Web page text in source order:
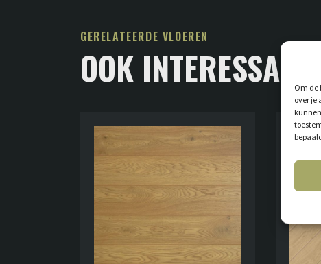
Om de
over je
GERELATEERDE VLOEREN
OOK